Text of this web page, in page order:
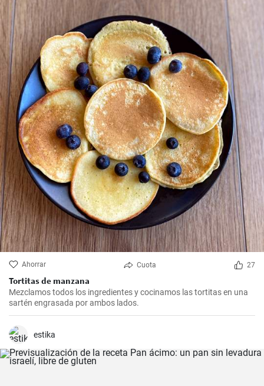
Ahorrar Cuota 27
Tortitas de manzana
Mezclamos todos los ingredientes y cocinamos las tortitas en una
sartén engrasada por ambos lados.
estika